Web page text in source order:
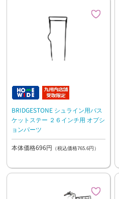
BRIDGESTONE シュライン用バス
ケットステー ２６インチ用 オプシ
ョンパーツ
本体価格696円 （税込価格765.6円）